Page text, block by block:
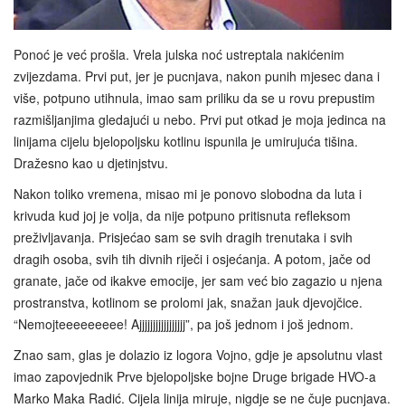
Ponoć je već prošla. Vrela julska noć ustreptala nakićenim
zvijezdama. Prvi put, jer je pucnjava, nakon punih mjesec dana i
više, potpuno utihnula, imao sam priliku da se u rovu prepustim
razmišljanjima gledajući u nebo. Prvi put otkad je moja jedinca na
linijama cijelu bjelopoljsku kotlinu ispunila je umirujuća tišina.
Dražesno kao u djetinjstvu.
Nakon toliko vremena, misao mi je ponovo slobodna da luta i
krivuda kud joj je volja, da nije potpuno pritisnuta refleksom
preživljavanja. Prisjećao sam se svih dragih trenutaka i svih
dragih osoba, svih tih divnih riječi i osjećanja. A potom, jače od
granate, jače od ikakve emocije, jer sam već bio zagazio u njena
prostranstva, kotlinom se prolomi jak, snažan jauk djevojčice.
“Nemojteeeeeeeee! Ajjjjjjjjjjjjjjjjj”, pa još jednom i još jednom.
Znao sam, glas je dolazio iz logora Vojno, gdje je apsolutnu vlast
imao zapovjednik Prve bjelopoljske bojne Druge brigade HVO-a
Marko Maka Radić. Cijela linija miruje, nigdje se ne čuje pucnjava.